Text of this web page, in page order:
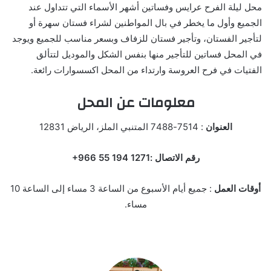
محل ليلة الفرح عرايس وفساتين أشهر الأسماء التي تتداول عند
الجميع وأول ما يخطر في بال المواطنين لشراء فستان سهرة أو
لتأجير الفستان، وتأجير فستان للزفاف وبسعر مناسب للجميع ويوجد
في المحل فساتين للتأجير منها بنفس الشكل والموديل لتتألق
الفتيات في فرح العروسة وارتداء من المحل اكسسوارات رائعة.
معلومات عن المحل
العنوان : 7514-7488 المتنبي الملز، الرياض 12831
رقم الاتصال :‏‪+966 55 194 1271‬‏‬
أوقات العمل
: جميع أيام الأسبوع من الساعة 3 مساء إلى الساعة 10
مساء.